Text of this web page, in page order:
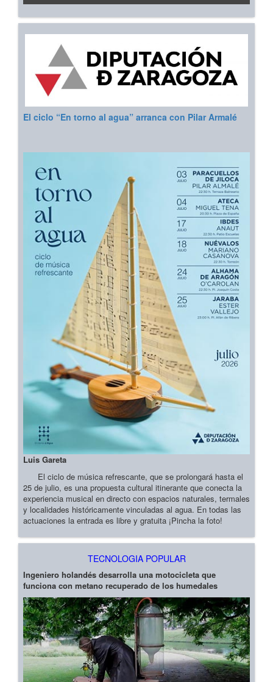
El ciclo “En torno al agua” arranca con Pilar Armalé
Luis Gareta
El ciclo de música refrescante, que se prolongará hasta el
25 de julio, es una propuesta cultural itinerante que conecta la
experiencia musical en directo con espacios naturales, termales
y localidades históricamente vinculadas al agua. En todas las
actuaciones la entrada es libre y gratuita ¡Pincha la foto!
TECNOLOGIA POPULAR
Ingeniero holandés desarrolla una motocicleta que
funciona con metano recuperado de los humedales